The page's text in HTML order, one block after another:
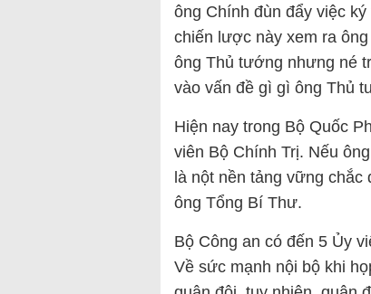
ông Chính đùn đẩy việc
chiến lược này xem ra
ông Thủ tướng nhưng né
vào vấn đề gì gì ông Thủ
Hiện nay trong Bộ Quốc
viên Bộ Chính Trị. Nếu
là nột nền tảng vững
ông Tổng Bí Thư.
Bộ Công an có đến 5 Ủy
Về sức mạnh nội bộ khi